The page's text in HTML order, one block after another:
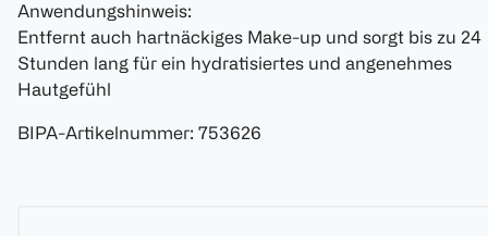
Anwendungshinweis:
Entfernt auch hartnäckiges Make-up und sorgt bis zu 24
Stunden lang für ein hydratisiertes und angenehmes
Hautgefühl
BIPA-Artikelnummer: 753626